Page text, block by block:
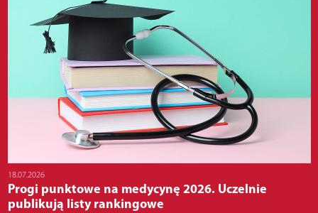
18.07.2026
Progi punktowe na medycynę 2026. Uczelnie
publikują listy rankingowe